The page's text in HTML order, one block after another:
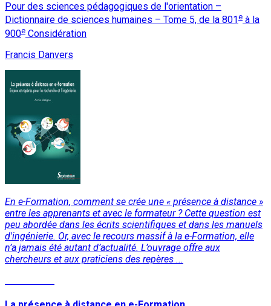
Pour des sciences pédagogiques de l'orientation –
Dictionnaire de sciences humaines – Tome 5, de la 801 e à la
900e Considération
Francis Danvers
En e-Formation, comment se crée une « présence à distance »
entre les apprenants et avec le formateur ? Cette question est
peu abordée dans les écrits scientifiques et dans les manuels
d'ingénierie. Or, avec le recours massif à la e-Formation, elle
n’a jamais été autant d’actualité. L’ouvrage offre aux
chercheurs et aux praticiens des repères ...